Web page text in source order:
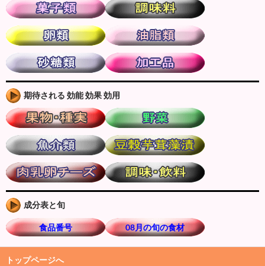
期待される 効能 効果 効用
成分表と旬
食品番号 08月の旬の食材
トップページへ